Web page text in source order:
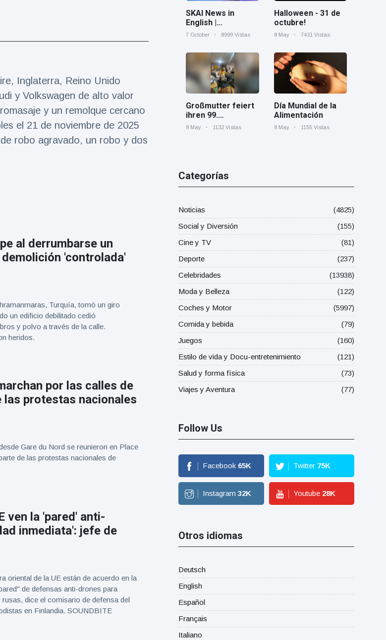
Inglaterra, Reino Unido
y Volkswagen de alto valor
y un remolque cercano
el 21 de noviembre de 2025
robo agravado, un robo y dos
al derrumbarse un
'controlada'
Turquía, tomó un giro
un edificio debilitado cedió
y polvo a través de la calle.
heridos.
por las calles de
las protestas nacionales
Gare du Nord se reunieron en Place
de las protestas nacionales de
ven la 'pared' anti-
inmediata': jefe de
oriental de la UE están de acuerdo en la
de defensas anti-drones para
dice el comisario de defensa del
en Finlandia. SOUNDBITE
SKAI News in
English |
07/10/2025
7 October 8999 Vistas
Halloween - 31 de
octubre!
8 May 7431 Vistas
Großmutter feiert
ihren 99.
Geburtstag und
8 May 1132 Vistas
Día Mundial de la
Alimentación
8 May 1155 Vistas
Categorías
Noticias
(4825)
Social y Diversión
(155)
Cine y TV
(81)
Deporte
(237)
Celebridades
(13938)
Moda y Belleza
(122)
Coches y Motor
(5997)
Comida y bebida
(79)
Juegos
(160)
Estilo de vida y Docu-entretenimiento
(121)
Salud y forma física
(73)
Viajes y Aventura
(77)
Follow Us
Facebook 65K Twitter 75K
Instagram 32K Youtube 28K
Otros idiomas
Deutsch
English
Español
Français
Italiano